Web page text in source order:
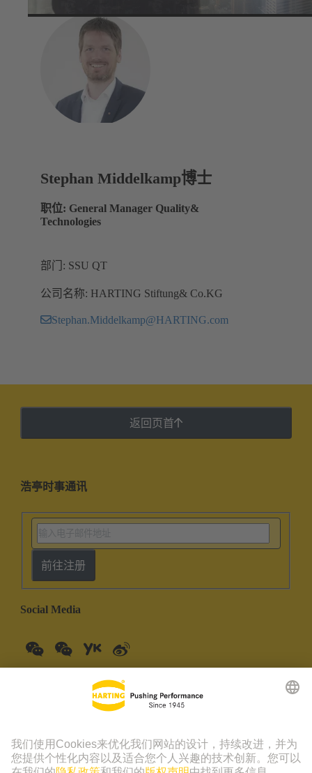
Stephan Middelkamp博士
职位: General Manager Quality&
Technologies
部门: SSU QT
公司名称: HARTING Stiftung& Co.KG
Stephan.Middelkamp@HARTING.com
返回页首
浩亭时事通讯
前往注册
Social Media